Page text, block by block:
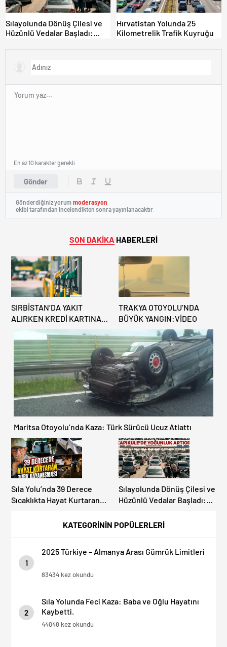
Sılayolunda Dönüş Çilesi ve
Hüzünlü Vedalar Başladı:
Hırvatistan Yolunda 25
Kilometrelik Trafik Kuyruğu
Gönder
En az 10 karakter gerekli
Gönderdiğiniz yorum moderasyon
ekibi tarafından incelendikten sonra yayınlanacaktır.
SON DAKİKA HABERLERİ
KATEGORİNİN POPÜLERLERİ
1
2025 Türkiye – Almanya Arası Gümrük Limitleri
83434 kez okundu
2
Sıla Yolunda Feci Kaza: Baba ve Oğlu Hayatını
Kaybetti.
44048 kez okundu
SIRBİSTAN’DA YAKIT
ALIRKEN KREDİ KARTINA
DİKKAT: MAĞDUR
OLMAYIN!
TRAKYA OTOYOLU’NDA
BÜYÜK YANGIN:VİDEO
Maritsa Otoyolu’nda Kaza: Türk Sürücü Ucuz Atlattı
Sıla Yolu’nda 39 Derece
Sıcaklıkta Hayat Kurtaran
Sılayolunda Dönüş Çilesi ve
Hüzünlü Vedalar Başladı:
Artıyor!